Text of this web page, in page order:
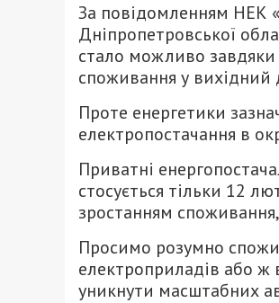
За повідомленням НЕК
Дніпропетровської
стало можливо
споживання у вихідний
Проте енергетики
електропостачання в
Приватні
стосується тільки 12
зростанням
Просимо розумно
електроприладів або ж
уникнути масштабних